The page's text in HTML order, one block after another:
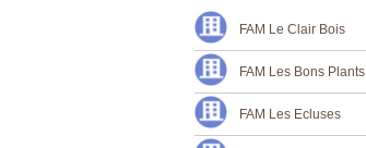
FAM Le Clair Bois
FAM Les Bons Plants
FAM Les Ecluses